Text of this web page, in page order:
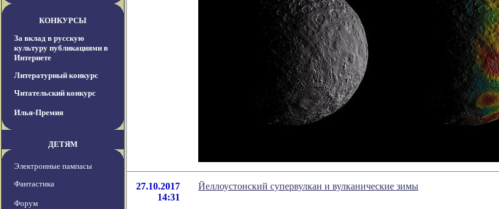
КОНКУРСЫ
За вклад в русскую
культуру публикациями в
Интернете
Литературный конкурс
Читательский конкурс
Илья-Премия
ДЕТЯМ
Электронные пампасы
Фантастика
Форум
27.10.2017
14:31
Йеллоустонский супервулкан и вулканические зимы